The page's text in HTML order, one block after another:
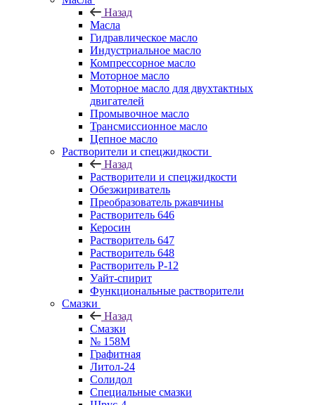
Назад
Масла
Гидравлическое масло
Индустриальное масло
Компрессорное масло
Моторное масло
Моторное масло для двухтактных
двигателей
Промывочное масло
Трансмиссионное масло
Цепное масло
Растворители и спецжидкости
Назад
Растворители и спецжидкости
Обезжириватель
Преобразователь ржавчины
Растворитель 646
Керосин
Растворитель 647
Растворитель 648
Растворитель Р-12
Уайт-спирит
Функциональные растворители
Смазки
Назад
Смазки
№ 158М
Графитная
Литол-24
Солидол
Специальные смазки